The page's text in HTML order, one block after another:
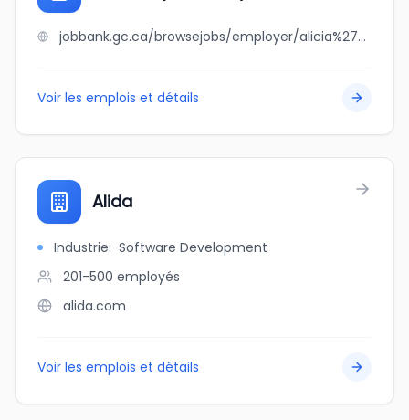
jobbank.gc.ca/browsejobs/employer/alicia%27s+apothecary/ca
Voir les emplois et détails
Alida
Industrie: Software Development
201-500 employés
alida.com
Voir les emplois et détails